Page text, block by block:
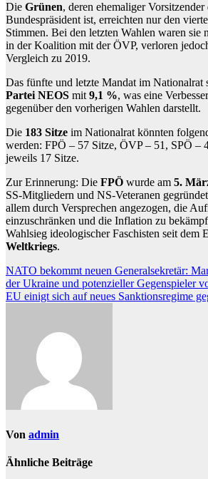
Die Grünen, deren ehemaliger
Bundespräsident ist, erreichten nur den
Stimmen. Bei den letzten Wahlen waren sie
in der Koalition mit der ÖVP, verloren
Vergleich zu 2019.
Das fünfte und letzte Mandat im Nationalrat
Partei NEOS mit9,1 %, was eine
gegenüber den vorherigen Wahlen darstellt.
Die 183 Sitze im Nationalrat könnten
werden: FPÖ – 57 Sitze, ÖVP – 51, SPÖ –
jeweils 17 Sitze.
Zur Erinnerung: Die FPÖ wurde am 5.
SS-Mitgliedern und NS-Veteranen
allem durch Versprechen angezogen, die
einzuschränken und die Inflation zu
Wahlsieg ideologischer Faschisten seit dem
Weltkriegs.
Beitragsnavigation
NATO bekommt neuen Generalsekretär:
der Ukraine und potenzieller Gegenspieler
EU einigt sich auf neues Sanktionsregime
Von admin
Ähnliche Beiträge